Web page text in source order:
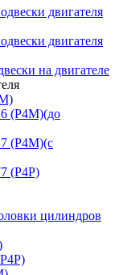
двигателя
двигателя
на двигателе
(P4M)(до
(P4M)(с
(P4P)
цилиндров